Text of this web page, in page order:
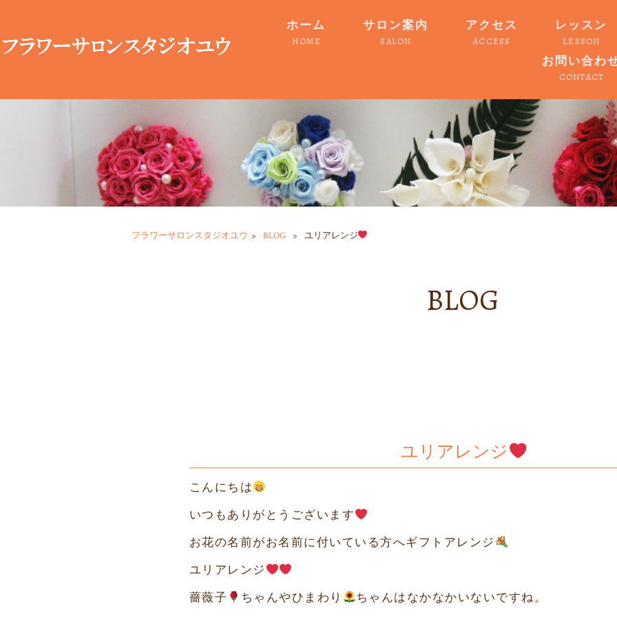
ホーム
HOME
サロン案内
SALON
アクセス
ACCESS
レッスン
LESSON
お問い合わ
CONTACT
フラワーサロンスタジオユウ > BLOG > ユリアレンジ
BLOG
ユリアレンジ
こんにちは
いつもありがとうございます
お花の名前がお名前に付いている方へギフトアレンジ
ユリアレンジ
薔薇子
ちゃんやひまわり
ちゃんはなかなかいないですね。